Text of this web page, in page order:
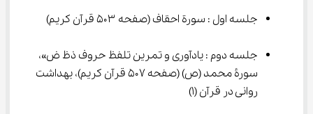
جلسه اول : سورة احقاف (صفحه ۵۰۳ قرآن کریم)
جلسه دوم : یادآوری و تمرین تلفظ حروف ذظ ض»،
سورۂ محمد (ص) (صفحه ۵۰۷ قرآن کریم)، بهداشت
روانی در قرآن (۱)